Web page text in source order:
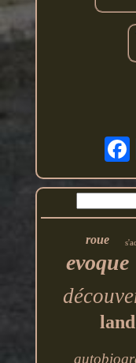
roue
evoque
land